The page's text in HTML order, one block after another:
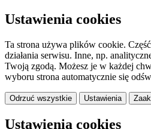
Ustawienia cookies
Ta strona używa plików cookie.
działania serwisu. Inne, np.
Twoją zgodą. Możesz je w każdej
wyboru strona automatycznie się
Odrzuć wszystkie Ustawienia
Ustawienia cookies